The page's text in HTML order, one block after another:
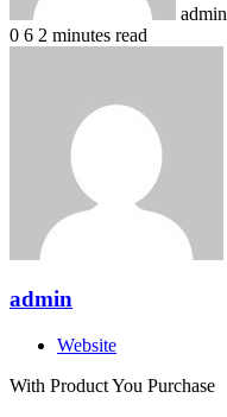
admin
0 6 2 minutes read
admin
Website
With Product You Purchase